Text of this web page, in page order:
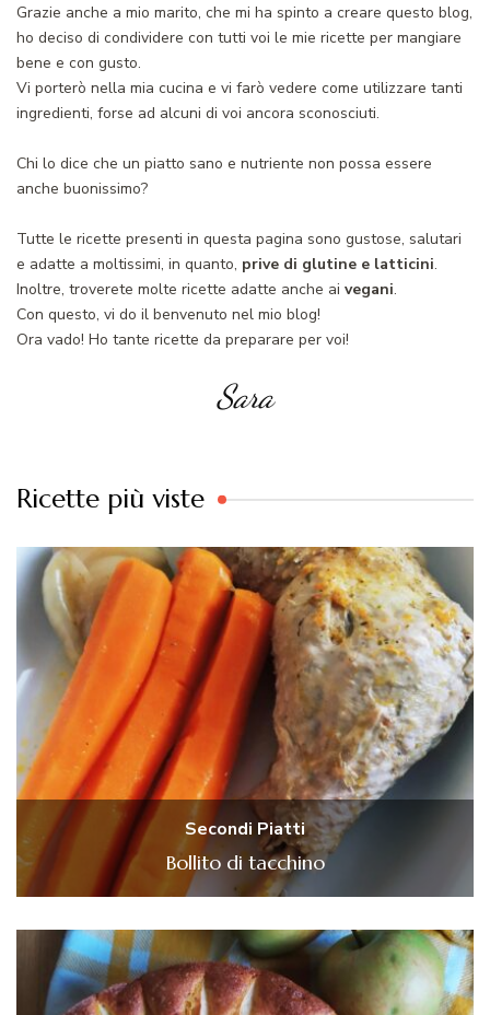
Grazie anche a mio marito, che mi ha spinto a creare questo blog,
ho deciso di condividere con tutti voi le mie ricette per mangiare
bene e con gusto.
Vi porterò nella mia cucina e vi farò vedere come utilizzare tanti
ingredienti, forse ad alcuni di voi ancora sconosciuti.
Chi lo dice che un piatto sano e nutriente non possa essere
anche buonissimo?
Tutte le ricette presenti in questa pagina sono gustose, salutari
e adatte a moltissimi, in quanto, prive di glutine e latticini.
Inoltre, troverete molte ricette adatte anche ai vegani.
Con questo, vi do il benvenuto nel mio blog!
Ora vado! Ho tante ricette da preparare per voi!
Sara
Ricette più viste
Secondi Piatti
Bollito di tacchino